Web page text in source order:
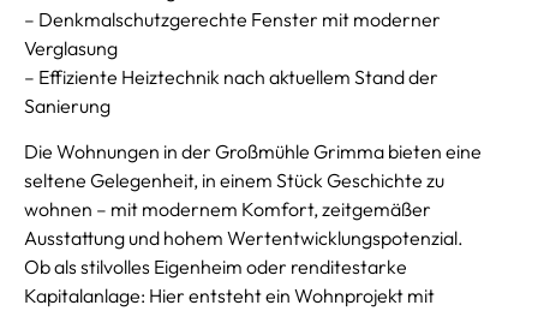
– Denkmalschutzgerechte Fenster mit moderner
Verglasung
– Effiziente Heiztechnik nach aktuellem Stand der
Sanierung
Die Wohnungen in der Großmühle Grimma bieten eine
seltene Gelegenheit, in einem Stück Geschichte zu
wohnen – mit modernem Komfort, zeitgemäßer
Ausstattung und hohem Wertentwicklungspotenzial.
Ob als stilvolles Eigenheim oder renditestarke
Kapitalanlage: Hier entsteht ein Wohnprojekt mit